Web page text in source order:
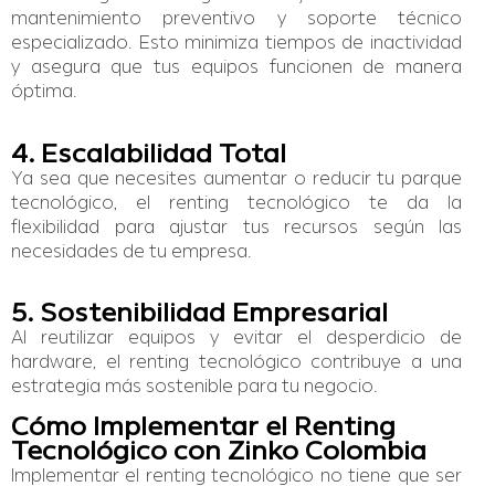
mantenimiento preventivo y soporte técnico
especializado. Esto minimiza tiempos de inactividad
y asegura que tus equipos funcionen de manera
óptima.
4. Escalabilidad Total
Ya sea que necesites aumentar o reducir tu parque
tecnológico, el renting tecnológico te da la
flexibilidad para ajustar tus recursos según las
necesidades de tu empresa.
5. Sostenibilidad Empresarial
Al reutilizar equipos y evitar el desperdicio de
hardware, el renting tecnológico contribuye a una
estrategia más sostenible para tu negocio.
Cómo Implementar el Renting
Tecnológico con Zinko Colombia
Implementar el renting tecnológico no tiene que ser